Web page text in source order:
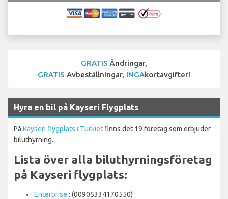
GRATIS Ändringar,
GRATIS Avbeställningar, INGAkortavgifter!
Hyra en bil på Kayseri Flygplats
På Kayseri flygplats i Turkiet finns det 19 företag som erbjuder
biluthyrning.
Lista över alla biluthyrningsföretag
på Kayseri flygplats:
Enterprise : (00905334170550)